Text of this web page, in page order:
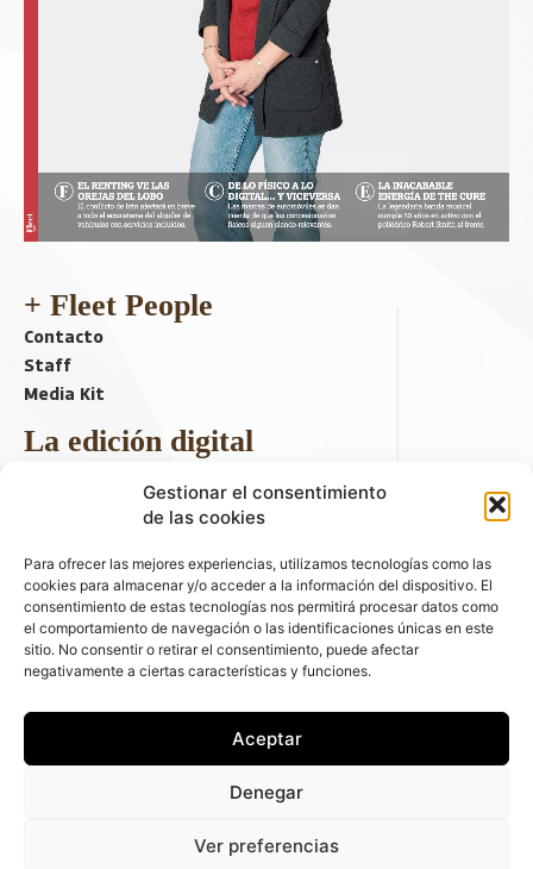
Gestionar el consentimiento
de las cookies
Para ofrecer las mejores experiencias, utilizamos tecnologías como las
cookies para almacenar y/o acceder a la información del dispositivo. El
consentimiento de estas tecnologías nos permitirá procesar datos como
el comportamiento de navegación o las identificaciones únicas en este
sitio. No consentir o retirar el consentimiento, puede afectar
negativamente a ciertas características y funciones.
Aceptar
Denegar
Ver preferencias
+ Fleet People
Contacto
Staff
Media Kit
La edición digital
Descargar último ejemplar
ir a hemeroteca
+ Contenido en redes sociales
automóviles - C/ Fernández de la Hoz 70, 1ºB - 28003 - Madrid
fleetpeople@fleetpeople.es